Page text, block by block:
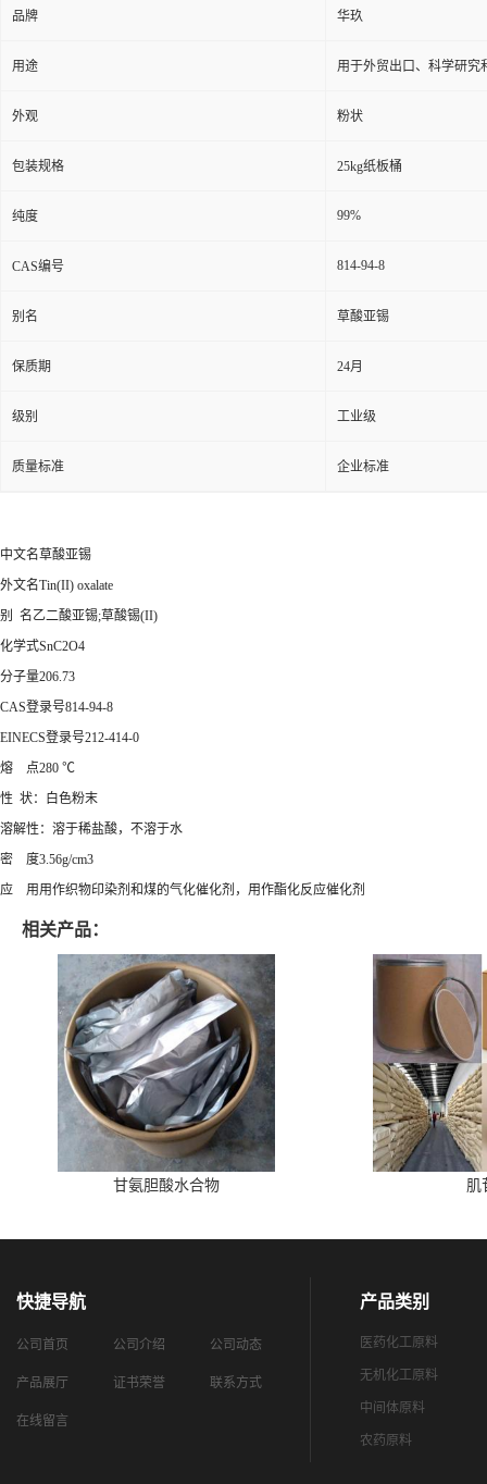
品牌 华玖
用途 用于外贸出口、科学研究
外观 粉状
包装规格 25kg纸板桶
纯度 99%
CAS编号 814-94-8
别名 草酸亚锡
保质期 24月
级别 工业级
质量标准 企业标准
中文名草酸亚锡
外文名Tin(II) oxalate
别 名乙二酸亚锡;草酸锡(II)
化学式SnC2O4
分子量206.73
CAS登录号814-94-8
EINECS登录号212-414-0
熔 点280 ℃
性 状：白色粉末
溶解性：溶于稀盐酸，不溶于水
密 度3.56g/cm3
应 用用作织物印染剂和煤的气化催化剂，用作酯化反应催化剂
相关产品：
甘氨胆酸水合物 肌
快捷导航
公司首页 公司介绍 公司动态
产品展厅 证书荣誉 联系方式
在线留言
产品类别
医药化工原料
无机化工原料
中间体原料
农药原料